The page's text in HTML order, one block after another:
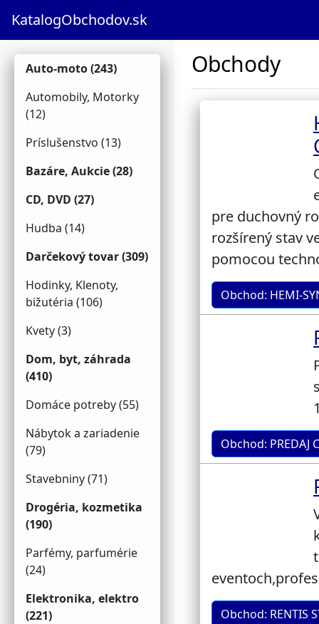
KatalogObchodov.sk
Auto-moto (243)
Automobily, Motorky
(12)
Príslušenstvo (13)
Bazáre, Aukcie (28)
CD, DVD (27)
Hudba (14)
Darčekový tovar (309)
Hodinky, Klenoty,
bižutéria (106)
Kvety (3)
Dom, byt, záhrada
(410)
Domáce potreby (55)
Nábytok a zariadenie
(79)
Stavebniny (71)
Drogéria, kozmetika
(190)
Parfémy, parfumérie
(24)
Elektronika, elektro
(221)
Obchody
pre duchovný
rozšírený stav
pomocou
Obchod: HEMI-
Obchod: PREDAJ
Obchod: RENTIS